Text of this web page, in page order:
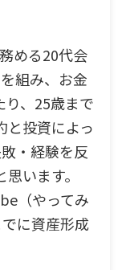
める20代会
組み、お金
り、25歳まで
と投資によっ
・経験を反
います。
（やってみ
に資産形成
。